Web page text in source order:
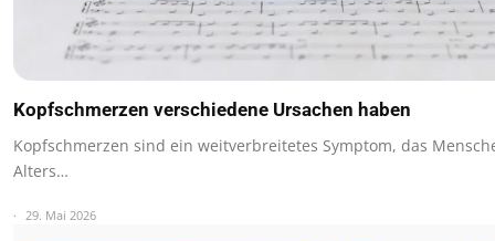
Kopfschmerzen verschiedene Ursachen haben
Kopfschmerzen sind ein weitverbreitetes Symptom, das
Alters…
29. Mai 2026